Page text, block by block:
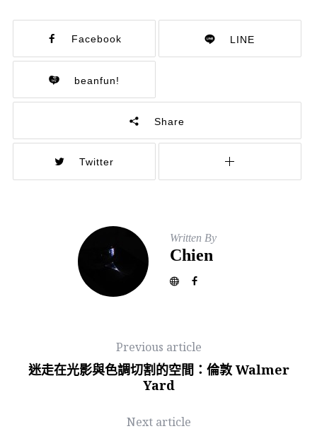
Facebook LINE
beanfun!
Share
Twitter
Written By
Chien
Previous article
迷走在光影與色調切割的空間：倫敦 Walmer
Yard
Next article